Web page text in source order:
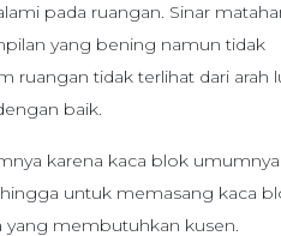
pada ruangan. Sinar
yang bening namun tidak
ruangan tidak terlihat dari arah
baik.
karena kaca blok umumnya
untuk memasang kaca
yang membutuhkan kusen.